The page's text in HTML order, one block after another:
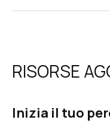
RISORSE
Inizia il tuo